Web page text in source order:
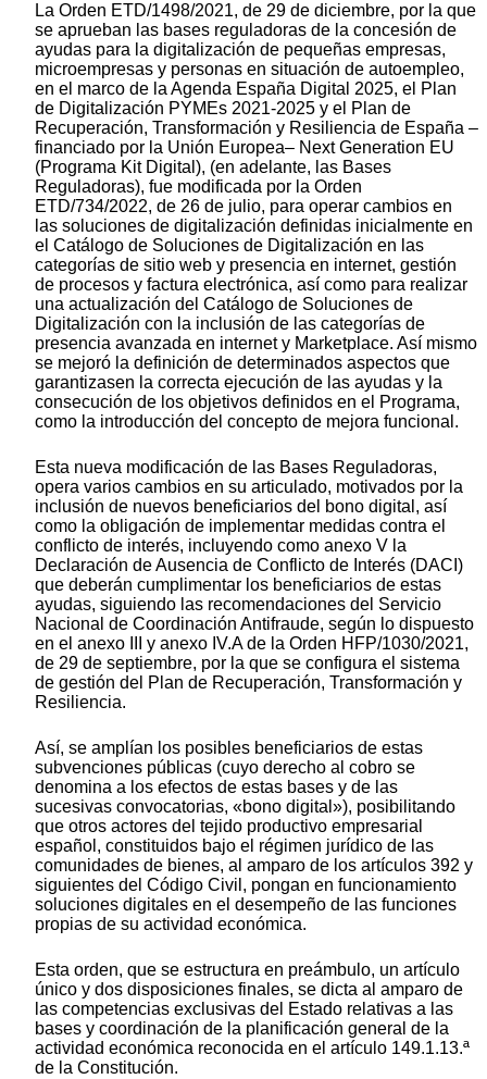
La Orden ETD/1498/2021, de 29 de diciembre, por la que
se aprueban las bases reguladoras de la concesión de
ayudas para la digitalización de pequeñas empresas,
microempresas y personas en situación de autoempleo,
en el marco de la Agenda España Digital 2025, el Plan
de Digitalización PYMEs 2021-2025 y el Plan de
Recuperación, Transformación y Resiliencia de España –
financiado por la Unión Europea– Next Generation EU
(Programa Kit Digital), (en adelante, las Bases
Reguladoras), fue modificada por la Orden
ETD/734/2022, de 26 de julio, para operar cambios en
las soluciones de digitalización definidas inicialmente en
el Catálogo de Soluciones de Digitalización en las
categorías de sitio web y presencia en internet, gestión
de procesos y factura electrónica, así como para realizar
una actualización del Catálogo de Soluciones de
Digitalización con la inclusión de las categorías de
presencia avanzada en internet y Marketplace. Así mismo
se mejoró la definición de determinados aspectos que
garantizasen la correcta ejecución de las ayudas y la
consecución de los objetivos definidos en el Programa,
como la introducción del concepto de mejora funcional.
Esta nueva modificación de las Bases Reguladoras,
opera varios cambios en su articulado, motivados por la
inclusión de nuevos beneficiarios del bono digital, así
como la obligación de implementar medidas contra el
conflicto de interés, incluyendo como anexo V la
Declaración de Ausencia de Conflicto de Interés (DACI)
que deberán cumplimentar los beneficiarios de estas
ayudas, siguiendo las recomendaciones del Servicio
Nacional de Coordinación Antifraude, según lo dispuesto
en el anexo III y anexo IV.A de la Orden HFP/1030/2021,
de 29 de septiembre, por la que se configura el sistema
de gestión del Plan de Recuperación, Transformación y
Resiliencia.
Así, se amplían los posibles beneficiarios de estas
subvenciones públicas (cuyo derecho al cobro se
denomina a los efectos de estas bases y de las
sucesivas convocatorias, «bono digital»), posibilitando
que otros actores del tejido productivo empresarial
español, constituidos bajo el régimen jurídico de las
comunidades de bienes, al amparo de los artículos 392 y
siguientes del Código Civil, pongan en funcionamiento
soluciones digitales en el desempeño de las funciones
propias de su actividad económica.
Esta orden, que se estructura en preámbulo, un artículo
único y dos disposiciones finales, se dicta al amparo de
las competencias exclusivas del Estado relativas a las
bases y coordinación de la planificación general de la
actividad económica reconocida en el artículo 149.1.13.ª
de la Constitución.